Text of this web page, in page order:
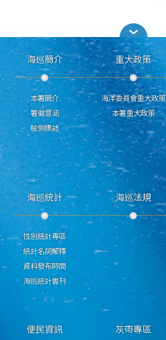
海巡簡介
本署簡介
署徽意涵
舷側標誌
重大政策
海洋委員會重大政策
本署重大政策
海巡統計
性別統計專區
統計名詞解釋
資料發布時間
海巡統計書刊
海巡法規
便民資訊 灰帶專區